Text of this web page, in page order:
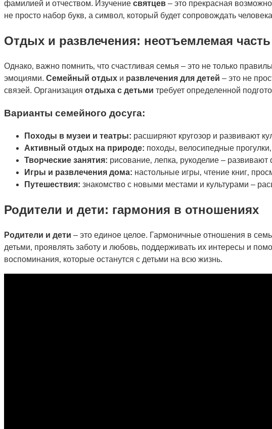
фамилией и отчеством. Изучение святцев – это прекрасная
не просто набор букв‚ а символ‚ который будет сопровождать
Отдых и развлечения: неотъемлемая
Однако‚ важно помнить‚ что счастливая семья – это не только
эмоциями. Семейный отдых и развлечения для детей – это не
связей. Организация отдыха с детьми требует определенной
Варианты семейного досуга:
Походы в музеи и театры: расширяют кругозор и развивают
Активный отдых на природе: походы‚ велосипедные
Творческие занятия: рисование‚ лепка‚ рукоделие –
Игры и развлечения дома: настольные игры‚ чтение книг‚
Путешествия: знакомство с новыми местами и культурами –
Родители и дети: гармония в отношениях
Родители и дети – это единое целое. Гармоничные отношения в
детьми‚ проявлять заботу и любовь‚ поддерживать их интересы и
воспоминания‚ которые останутся с детьми на всю жизнь.